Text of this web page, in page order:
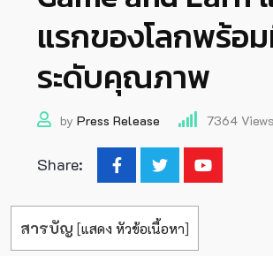
แรกของโลกพร้อ
ระดับคุณภาพ
by Press Release 7364 Views
Share:
สารบัญ [แสดง หัวข้อเนื้อหา]